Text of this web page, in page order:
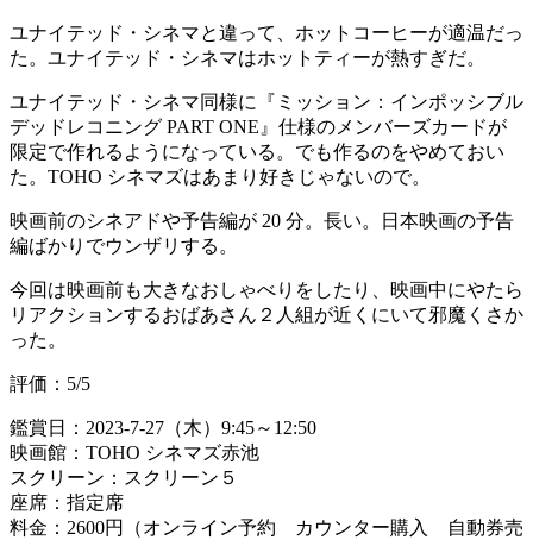
ユナイテッド・シネマと違って、ホットコーヒーが適温だっ
た。ユナイテッド・シネマはホットティーが熱すぎだ。
ユナイテッド・シネマ同様に『ミッション：インポッシブル
デッドレコニング PART ONE』仕様のメンバーズカードが
限定で作れるようになっている。でも作るのをやめておい
た。TOHO シネマズはあまり好きじゃないので。
映画前のシネアドや予告編が 20 分。長い。日本映画の予告
編ばかりでウンザリする。
今回は映画前も大きなおしゃべりをしたり、映画中にやたら
リアクションするおばあさん２人組が近くにいて邪魔くさか
った。
評価：5/5
鑑賞日：2023-7-27（木）9:45～12:50
映画館：TOHO シネマズ赤池
スクリーン：スクリーン５
座席：指定席
料金：2600円（オンライン予約 カウンター購入 自動券売